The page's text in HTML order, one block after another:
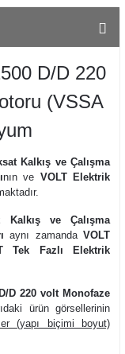
D/D 220
(VSSA
Kalkış ve Çalışma
nın ve VOLT Elektrik
ve Çalışma
aynı zamanda VOLT
Tek Fazlı Elektrik
D 220 volt Monofaze
ürün görsellerinin
(yapı biçimi boyut)